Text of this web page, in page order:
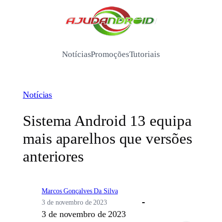
/
NotíciasPromoçõesTutoriais
Notícias
Sistema Android 13 equipa
mais aparelhos que versões
anteriores
Marcos Gonçalves Da Silva
3 de novembro de 2023
3 de novembro de 2023